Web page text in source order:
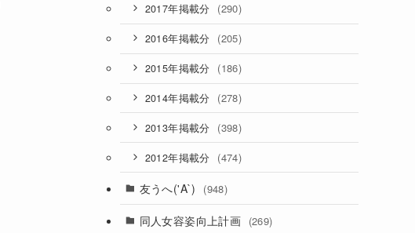
2017年掲載分 (290)
2016年掲載分 (205)
2015年掲載分 (186)
2014年掲載分 (278)
2013年掲載分 (398)
2012年掲載分 (474)
友うへ('A`) (948)
同人女容姿向上計画 (269)